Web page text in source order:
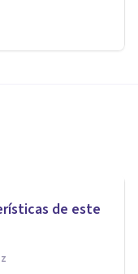
de este